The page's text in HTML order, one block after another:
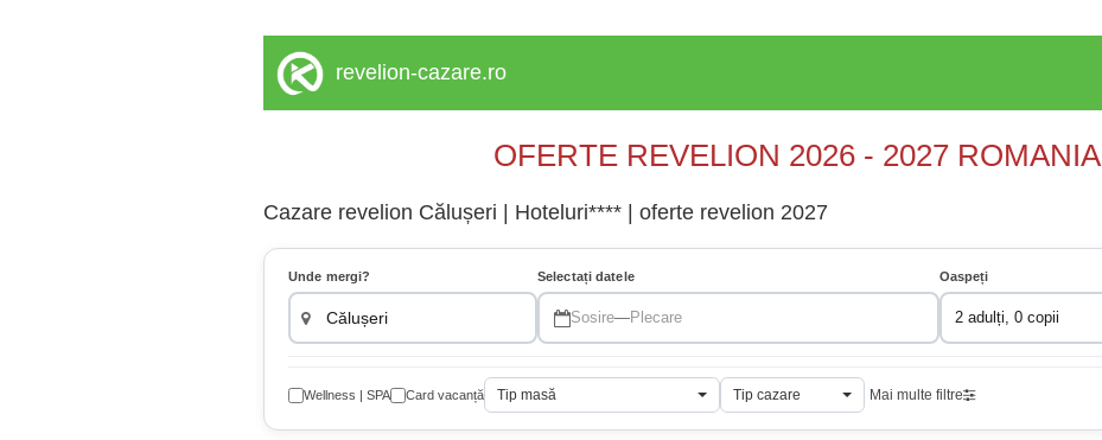
revelion-cazare.ro
OFERTE REVELION 2026 - 2027 ROMANIA
Cazare revelion Călușeri | Hoteluri**** | oferte revelion 2027
Unde mergi? Selectați datele
Sosire—Plecare
Oaspeți
2 adulți, 0 copii
Wellness | SPA Card vacanță Tip masă Tip cazare Mai multe filtre